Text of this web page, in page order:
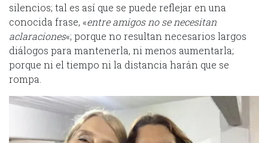
silencios; tal es así que se puede reflejar en una
conocida frase, «entre amigos no se necesitan
aclaraciones«; porque no resultan necesarios largos
diálogos para mantenerla, ni menos aumentarla;
porque ni el tiempo ni la distancia harán que se
rompa.